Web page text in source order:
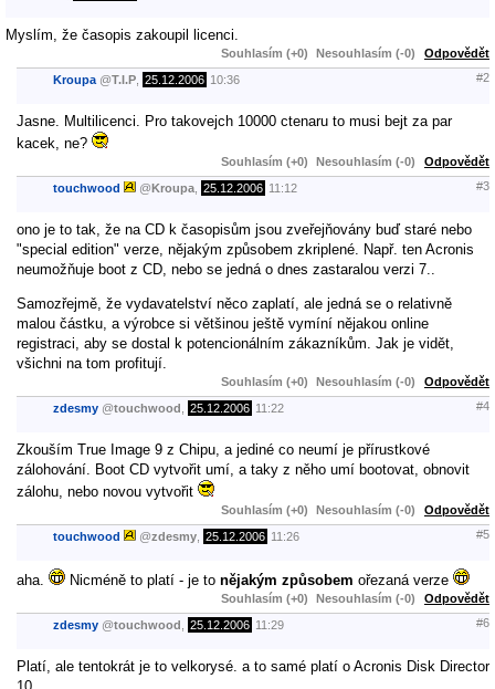
Myslím, že časopis zakoupil licenci.
Souhlasím (+0) Nesouhlasím (-0) Odpovědět
Kroupa @T.I.P 25.12.2006 10:36 #2
Jasne. Multilicenci. Pro takovejch 10000 ctenaru to musi bejt za par
kacek, ne?
Souhlasím (+0) Nesouhlasím (-0) Odpovědět
touchwood @Kroupa 25.12.2006 11:12 #3
ono je to tak, že na CD k časopisům jsou zveřejňovány buď staré nebo
"special edition" verze, nějakým způsobem zkriplené. Např. ten Acronis
neumožňuje boot z CD, nebo se jedná o dnes zastaralou verzi 7..
Samozřejmě, že vydavatelství něco zaplatí, ale jedná se o relativně
malou částku, a výrobce si většinou ještě vymíní nějakou online
registraci, aby se dostal k potencionálním zákazníkům. Jak je vidět,
všichni na tom profitují.
Souhlasím (+0) Nesouhlasím (-0) Odpovědět
zdesmy @touchwood 25.12.2006 11:22 #4
Zkouším True Image 9 z Chipu, a jediné co neumí je přírustkové
zálohování. Boot CD vytvořit umí, a taky z něho umí bootovat, obnovit
zálohu, nebo novou vytvořit
Souhlasím (+0) Nesouhlasím (-0) Odpovědět
touchwood @zdesmy 25.12.2006 11:26 #5
aha. Nicméně to platí - je to nějakým způsobem ořezaná verze
Souhlasím (+0) Nesouhlasím (-0) Odpovědět
zdesmy @touchwood 25.12.2006 11:29 #6
Platí, ale tentokrát je to velkorysé. a to samé platí o Acronis Disk Director